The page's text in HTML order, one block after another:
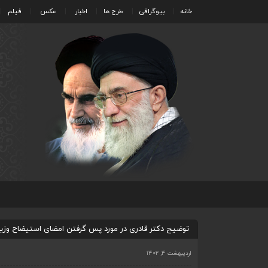
خانه بیوگرافی طرح ها اخبار عکس فیلم
توضیح دکتر قادری در مورد پس گرفتن امضای استیضاح
اردیبهشت ۴, ۱۴۰۲